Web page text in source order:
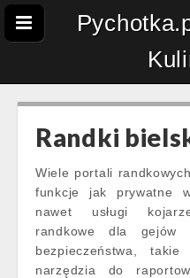
Randki
Wiele portali
funkcje jak prywatne
nawet usługi
randkowe dla gejów
bezpieczeństwa,
narzędzia do